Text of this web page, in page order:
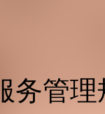
务管理